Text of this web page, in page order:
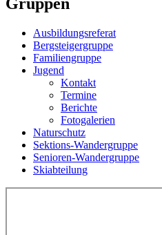
Ausbildungsreferat
Bergsteigergruppe
Familiengruppe
Jugend
Kontakt
Termine
Berichte
Fotogalerien
Naturschutz
Sektions-Wandergruppe
Senioren-Wandergruppe
Skiabteilung